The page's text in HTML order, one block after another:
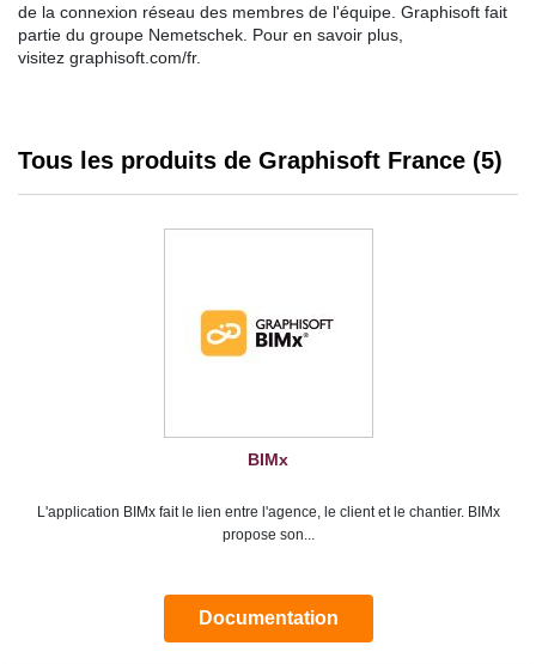
de la connexion réseau des membres de l'équipe. Graphisoft fait
partie du groupe Nemetschek. Pour en savoir plus,
visitez graphisoft.com/fr.
Tous les produits de Graphisoft France (5)
BIMx
L'application BIMx fait le lien entre l'agence, le client et le chantier. BIMx
propose son...
Documentation